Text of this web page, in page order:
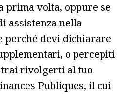
prima volta, oppure se
assistenza nella
perché devi dichiarare
o percepiti
rivolgerti al tuo
Publiques, il cui